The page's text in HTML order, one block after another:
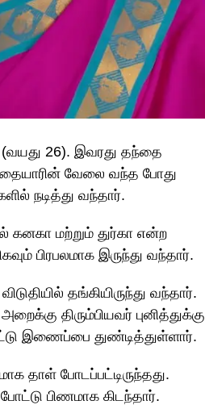
(வயது 26). இவரது தந்தை
வேலை வந்த போது
நடித்து வந்தார்.
கனகா மற்றும் துர்கா என்ற
பிரபலமாக இருந்து வந்தார்.
தங்கியிருந்து வந்தார்.
திரும்பியவர் புனித்துக்கு
இணைப்பை துண்டித்துள்ளார்.
தாள் போடப்பட்டிருந்தது.
பிணமாக கிடந்தார்.